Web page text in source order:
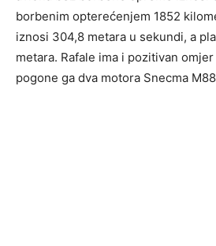
borbenim opterećenjem 1852
iznosi 304,8 metara u sekundi, a
metara. Rafale ima i pozitivan omjer
pogone ga dva motora Snecma